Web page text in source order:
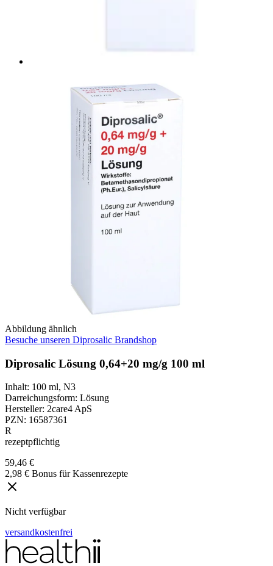
Abbildung ähnlich
Besuche unseren Diprosalic Brandshop
Diprosalic Lösung 0,64+20 mg/g 100 ml
Inhalt: 100 ml, N3
Darreichungsform: Lösung
Hersteller: 2care4 ApS
PZN: 16587361
R
rezeptpflichtig
59,46 €
2,98 € Bonus für Kassenrezepte
Nicht verfügbar
versandkostenfrei